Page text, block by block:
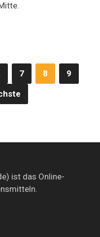
7 8 9
ist das Online-